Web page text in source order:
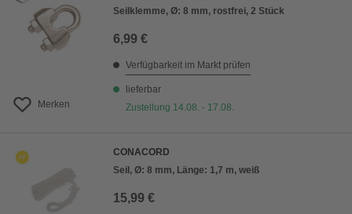
Merken
Seilklemme, Ø: 8 mm, rostfrei, 2 Stück
6,99 €
Verfügbarkeit im Markt prüfen
lieferbar
Zustellung 14.08. - 17.08.
CONACORD
Seil, Ø: 8 mm, Länge: 1,7 m, weiß
15,99 €